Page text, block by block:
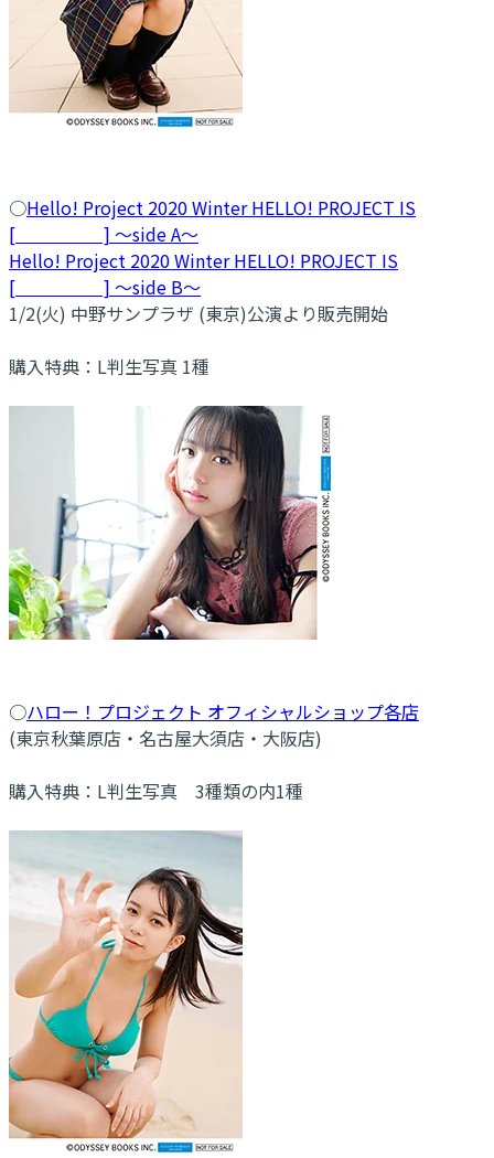
○Hello! Project 2020 Winter HELLO! PROJECT IS
[ ] ～side A～
Hello! Project 2020 Winter HELLO! PROJECT IS
[ ] ～side B～
1/2(火) 中野サンプラザ (東京)公演より販売開始
購入特典：L判生写真 1種
○ハロー！プロジェクト オフィシャルショップ各店
(東京秋葉原店・名古屋大須店・大阪店)
購入特典：L判生写真 3種類の内1種